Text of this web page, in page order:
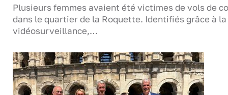
Plusieurs femmes avaient été victimes de vols de
dans le quartier de la Roquette. Identifiés grâce à la
vidéosurveillance,…